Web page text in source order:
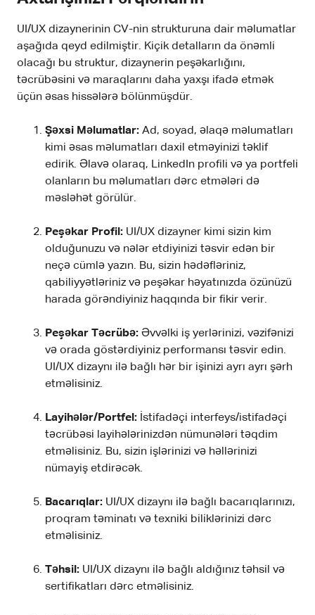
UI/UX dizaynerinin CV-nin strukturuna dair məlumatlar
aşağıda qeyd edilmiştir. Kiçik detalların da önəmli
olacağı bu struktur, dizaynerin peşəkarlığını,
təcrübəsini və maraqlarını daha yaxşı ifadə etmək
üçün əsas hissələrə bölünmüşdür.
Şəxsi Məlumatlar: Ad, soyad, əlaqə məlumatları
kimi əsas məlumatları daxil etməyinizi təklif
edirik. Əlavə olaraq, LinkedIn profili və ya portfeli
olanların bu məlumatları dərc etmələri də
məsləhət görülür.
Peşəkar Profil: UI/UX dizayner kimi sizin kim
olduğunuzu və nələr etdiyinizi təsvir edən bir
neçə cümlə yazın. Bu, sizin hədəfləriniz,
qabiliyyətləriniz və peşəkar həyatınızda özünüzü
harada görəndiyiniz haqqında bir fikir verir.
Peşəkar Təcrübə: Əvvəlki iş yerlərinizi, vəzifənizi
və orada göstərdiyiniz performansı təsvir edin.
UI/UX dizaynı ilə bağlı hər bir işinizi ayrı ayrı şərh
etməlisiniz.
Layihələr/Portfel: İstifadəçi interfeys/istifadəçi
təcrübəsi layihələrinizdən nümunələri təqdim
etməlisiniz. Bu, sizin işlərinizi və həllərinizi
nümayiş etdirəcək.
Bacarıqlar: UI/UX dizaynı ilə bağlı bacarıqlarınızı,
proqram təminatı və texniki biliklərinizi dərc
etməlisiniz.
Təhsil: UI/UX dizaynı ilə bağlı aldığınız təhsil və
sertifikatları dərc etməlisiniz.